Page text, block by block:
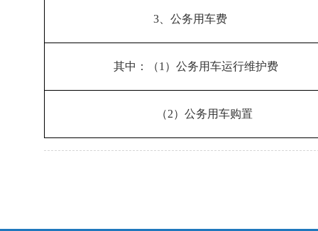
3、公务用车费
其中：（1）公务用车运行维护费
（2）公务用车购置